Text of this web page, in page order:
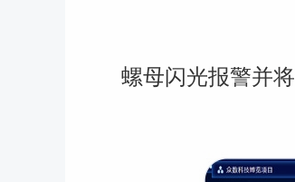
螺母闪光报警并